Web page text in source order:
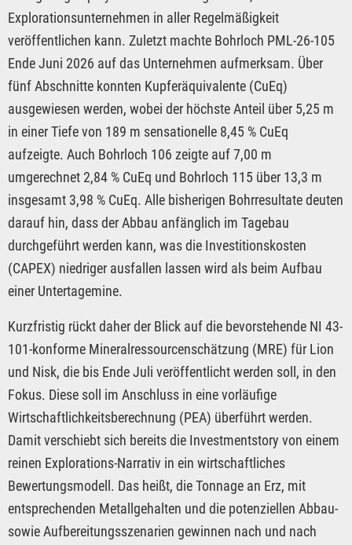
Explorationsunternehmen in aller Regelmäßigkeit
veröffentlichen kann. Zuletzt machte Bohrloch PML-26-105
Ende Juni 2026 auf das Unternehmen aufmerksam. Über
fünf Abschnitte konnten Kupferäquivalente (CuEq)
ausgewiesen werden, wobei der höchste Anteil über 5,25 m
in einer Tiefe von 189 m sensationelle 8,45 % CuEq
aufzeigte. Auch Bohrloch 106 zeigte auf 7,00 m
umgerechnet 2,84 % CuEq und Bohrloch 115 über 13,3 m
insgesamt 3,98 % CuEq. Alle bisherigen Bohrresultate deuten
darauf hin, dass der Abbau anfänglich im Tagebau
durchgeführt werden kann, was die Investitionskosten
(CAPEX) niedriger ausfallen lassen wird als beim Aufbau
einer Untertagemine.
Kurzfristig rückt daher der Blick auf die bevorstehende NI 43-
101-konforme Mineralressourcenschätzung (MRE) für Lion
und Nisk, die bis Ende Juli veröffentlicht werden soll, in den
Fokus. Diese soll im Anschluss in eine vorläufige
Wirtschaftlichkeitsberechnung (PEA) überführt werden.
Damit verschiebt sich bereits die Investmentstory von einem
reinen Explorations-Narrativ in ein wirtschaftliches
Bewertungsmodell. Das heißt, die Tonnage an Erz, mit
entsprechenden Metallgehalten und die potenziellen Abbau-
sowie Aufbereitungsszenarien gewinnen nach und nach